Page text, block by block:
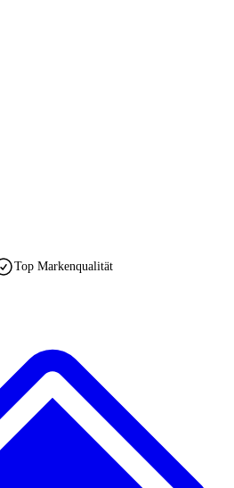
Top Markenqualität